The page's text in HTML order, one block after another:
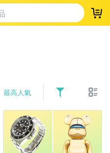
登
最高人氣